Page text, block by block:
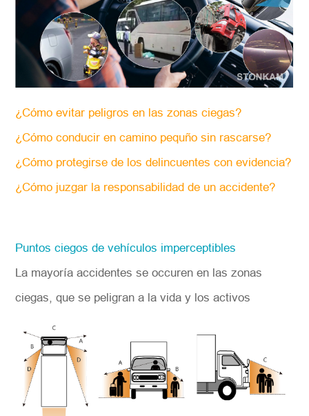
¿Cómo evitar peligros en las zonas ciegas?
¿Cómo conducir en camino pequño sin rascarse?
¿Cómo protegirse de los delincuentes con evidencia?
¿Cómo juzgar la responsabilidad de un accidente?
Puntos ciegos de vehículos imperceptibles
La mayoría accidentes se occuren en las zonas
ciegas, que se peligran a la vida y los activos